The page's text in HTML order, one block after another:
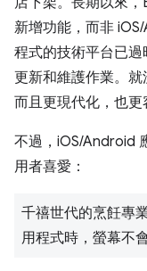
新增功能，而非
程式的技術平台已
更新和維護作業。就
而且更現代化，也更
不過，iOS/Android
用者喜愛：
千禧世代的烹飪專
用程式時，螢幕不